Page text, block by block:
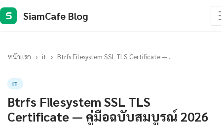
S SiamCafe Blog
หน้าแรก › it › Btrfs Filesystem SSL TLS Certificate —...
IT
Btrfs Filesystem SSL TLS
Certificate — คู่มือฉบับสมบูรณ์ 2026